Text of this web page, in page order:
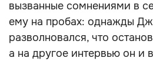
вызванные сомнениями в
ему на пробах: однажды
разволновался, что
а на другое интервью он и